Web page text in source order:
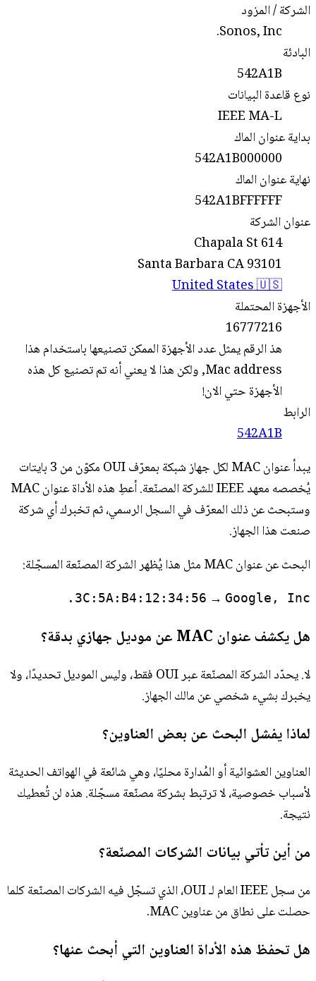
الشركة / المزود
Sonos, Inc.
البادئة
542A1B
نوع قاعدة البيانات
IEEE MA-L
بداية عنوان الماك
542A1B000000
نهاية عنوان الماك
542A1BFFFFFF
عنوان الشركة
614 Chapala St
Santa Barbara CA 93101
United States 🇺🇸
الأجهزة المحتملة
16777216
هذ الرقم يمثل عدد الأجهزة الممكن تصنيعها باستخدام هذا
Mac address, ولكن هذا لا يعني أنه تم تصنيع كل هذه
الأجهزة حتي الان!
الرابط
542A1B
يبدأ عنوان MAC لكل جهاز شبكة بمعرّف OUI مكوّن من 3 بايتات
يُخصصه معهد IEEE للشركة المصنّعة. أعطِ هذه الأداة عنوان MAC
وستبحث عن ذلك المعرّف في السجل الرسمي، ثم تخبرك أي شركة
صنعت هذا الجهاز.
البحث عن عنوان MAC مثل هذا يُظهر الشركة المصنّعة المسجّلة:
3C:5A:B4:12:34:56 → Google, Inc.
هل يكشف عنوان MAC عن موديل جهازي بدقة؟
لا. يحدّد الشركة المصنّعة عبر OUI فقط، وليس الموديل تحديدًا، ولا
يخبرك بشيء شخصي عن مالك الجهاز.
لماذا يفشل البحث عن بعض العناوين؟
العناوين العشوائية أو المُدارة محليًا، وهي شائعة في الهواتف الحديثة
لأسباب خصوصية، لا ترتبط بشركة مصنّعة مسجّلة. هذه لن تُعطيك
نتيجة.
من أين تأتي بيانات الشركات المصنّعة؟
من سجل IEEE العام لـ OUI، الذي تسجّل فيه الشركات المصنّعة كلما
حصلت على نطاق من عناوين MAC.
هل تحفظ هذه الأداة العناوين التي أبحث عنها؟